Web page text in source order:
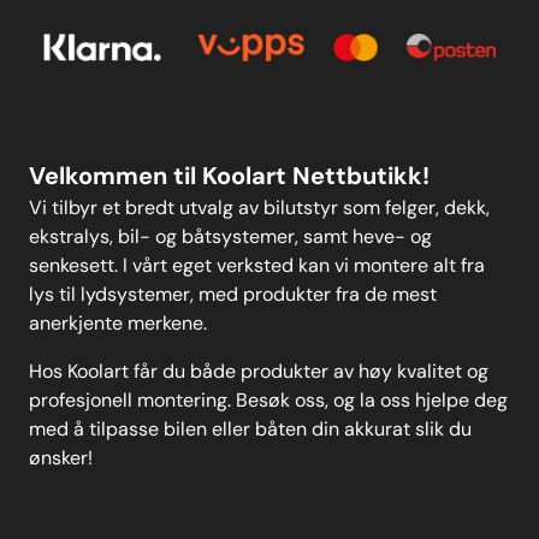
Personvern
Velkommen til Koolart Nettbutikk!
Vi tilbyr et bredt utvalg av bilutstyr som felger, dekk,
ekstralys, bil- og båtsystemer, samt heve- og
senkesett. I vårt eget verksted kan vi montere alt fra
lys til lydsystemer, med produkter fra de mest
anerkjente merkene.
Hos Koolart får du både produkter av høy kvalitet og
profesjonell montering. Besøk oss, og la oss hjelpe deg
med å tilpasse bilen eller båten din akkurat slik du
ønsker!